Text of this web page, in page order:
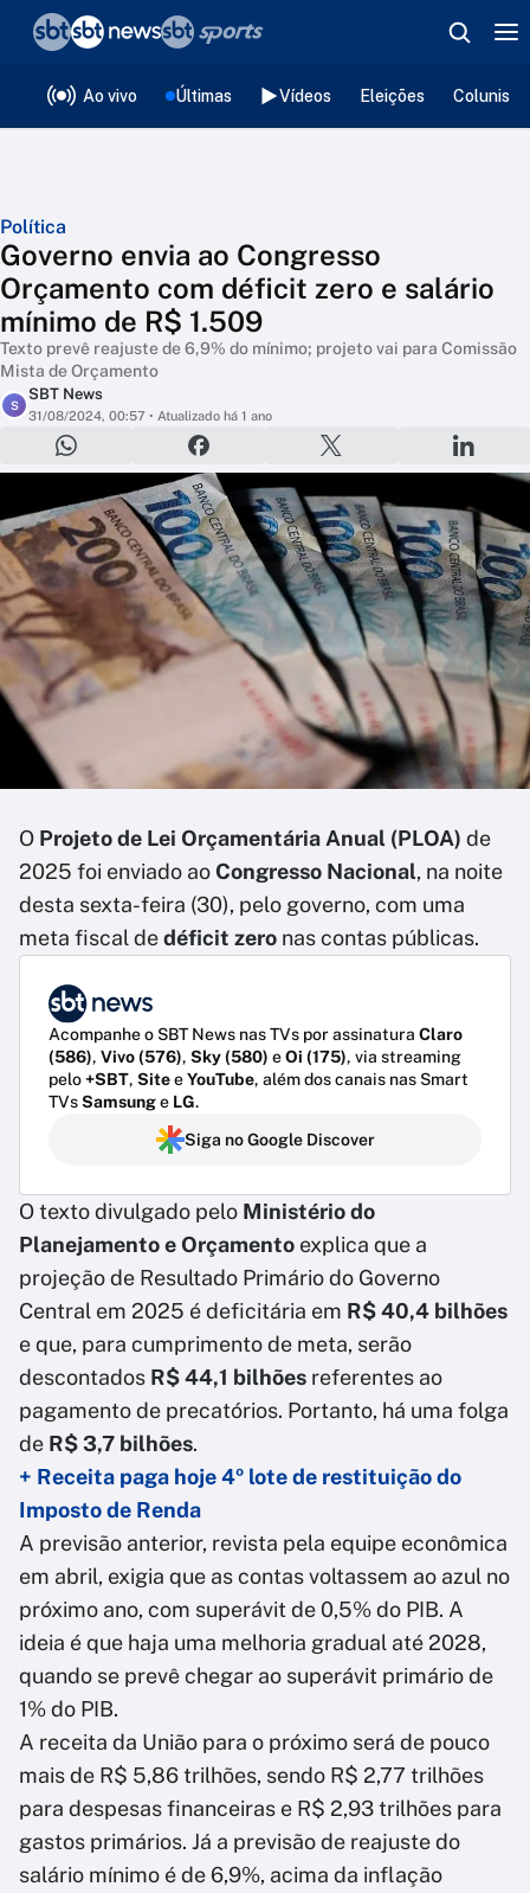
Ao vivo Últimas Vídeos Eleições
Política
Governo envia ao Congresso
Orçamento com déficit zero e salário
mínimo de R$ 1.509
Texto prevê reajuste de 6,9% do mínimo; projeto vai para Comissão
Mista de Orçamento
S
SBT News
31/08/2024, 00:57 • Atualizado há 1 ano
O Projeto de Lei Orçamentária Anual (PLOA) de
2025 foi enviado aoCongresso Nacional, na noite
desta sexta-feira (30), pelo governo, com uma
meta fiscal dedéficit zero nas contas públicas.
Acompanhe o SBT News nas TVs por assinatura Claro
(586), Vivo (576), Sky (580) eOi (175), via streaming
pelo+SBT, SiteeYouTube, além dos canais nas Smart
TVsSamsunge LG.
Siga no Google Discover
O texto divulgado pelo Ministério do
Planejamento e Orçamento explica que a
projeção de Resultado Primário do Governo
Central em 2025 é deficitária em R$ 40,4 bilhões
e que, para cumprimento de meta, serão
descontados R$ 44,1 bilhões referentes ao
pagamento de precatórios. Portanto, há uma folga
de R$ 3,7 bilhões.
+ Receita paga hoje 4º lote de restituição do
Imposto de Renda
A previsão anterior, revista pela equipe econômica
em abril, exigia que as contas voltassem ao azul no
próximo ano, com superávit de 0,5% do PIB. A
ideia é que haja uma melhoria gradual até 2028,
quando se prevê chegar ao superávit primário de
1% do PIB.
A receita da União para o próximo será de pouco
mais de R$ 5,86 trilhões, sendo R$ 2,77 trilhões
para despesas financeiras e R$ 2,93 trilhões para
gastos primários. Já a previsão de reajuste do
salário mínimo é de 6,9%, acima da inflação
❮voltar
Editorias